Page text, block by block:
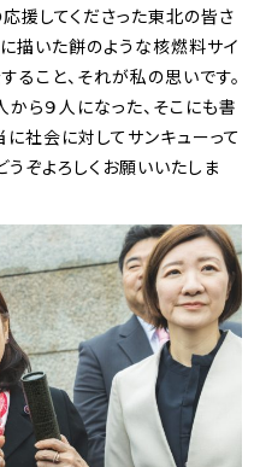
援してくださった東北の皆さ
描いた餅のような核燃料サイ
ること、それが私の思いです。
ら９人になった、そこにも書
に社会に対してサンキューって
うぞよろしくお願いいたしま